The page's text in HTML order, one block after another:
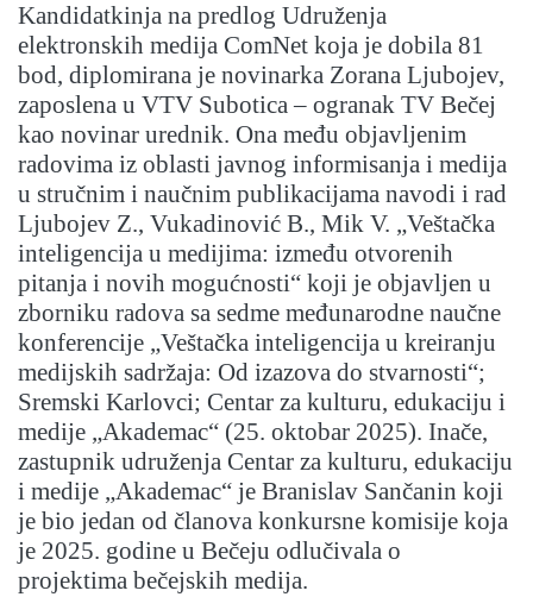
Kandidatkinja na predlog Udruženja
elektronskih medija ComNet koja je dobila 81
bod, diplomirana je novinarka Zorana Ljubojev,
zaposlena u VTV Subotica – ogranak TV Bečej
kao novinar urednik. Ona među objavljenim
radovima iz oblasti javnog informisanja i medija
u stručnim i naučnim publikacijama navodi i rad
Ljubojev Z., Vukadinović B., Mik V. „Veštačka
inteligencija u medijima: između otvorenih
pitanja i novih mogućnosti“ koji je objavljen u
zborniku radova sa sedme međunarodne naučne
konferencije „Veštačka inteligencija u kreiranju
medijskih sadržaja: Od izazova do stvarnosti“;
Sremski Karlovci; Centar za kulturu, edukaciju i
medije „Akademac“ (25. oktobar 2025). Inače,
zastupnik udruženja Centar za kulturu, edukaciju
i medije „Akademac“ je Branislav Sančanin koji
je bio jedan od članova konkursne komisije koja
je 2025. godine u Bečeju odlučivala o
projektima bečejskih medija.